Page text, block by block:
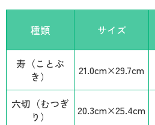
種類 サイズ
寿（ことぶ
き）
21.0cm×29.7cm
六切（むつぎ
り）
20.3cm×25.4cm